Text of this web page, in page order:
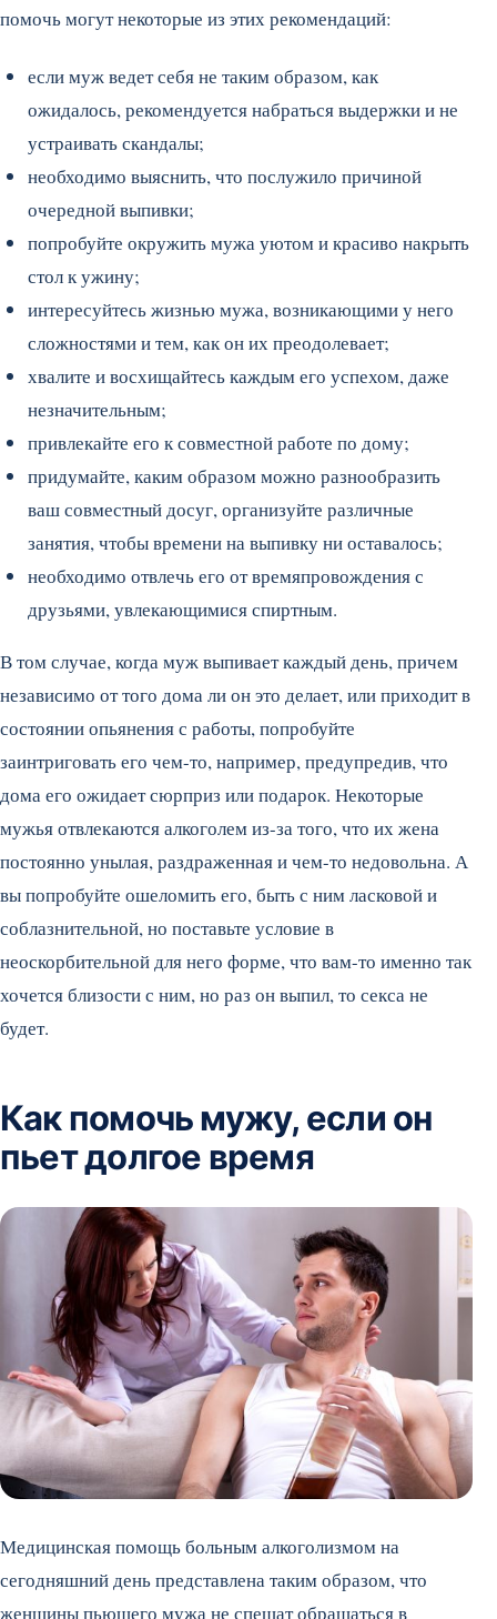
помочь могут некоторые из этих рекомендаций:
если муж ведет себя не таким образом, как
ожидалось, рекомендуется набраться выдержки и не
устраивать скандалы;
необходимо выяснить, что послужило причиной
очередной выпивки;
попробуйте окружить мужа уютом и красиво накрыть
стол к ужину;
интересуйтесь жизнью мужа, возникающими у него
сложностями и тем, как он их преодолевает;
хвалите и восхищайтесь каждым его успехом, даже
незначительным;
привлекайте его к совместной работе по дому;
придумайте, каким образом можно разнообразить
ваш совместный досуг, организуйте различные
занятия, чтобы времени на выпивку ни оставалось;
необходимо отвлечь его от времяпровождения с
друзьями, увлекающимися спиртным.
В том случае, когда муж выпивает каждый день, причем
независимо от того дома ли он это делает, или приходит в
состоянии опьянения с работы, попробуйте
заинтриговать его чем-то, например, предупредив, что
дома его ожидает сюрприз или подарок. Некоторые
мужья отвлекаются алкоголем из-за того, что их жена
постоянно унылая, раздраженная и чем-то недовольна. А
вы попробуйте ошеломить его, быть с ним ласковой и
соблазнительной, но поставьте условие в
неоскорбительной для него форме, что вам-то именно так
хочется близости с ним, но раз он выпил, то секса не
будет.
Как помочь мужу, если он
пьет долгое время
Медицинская помощь больным алкоголизмом на
сегодняшний день представлена таким образом, что
женщины пьющего мужа не спешат обращаться в